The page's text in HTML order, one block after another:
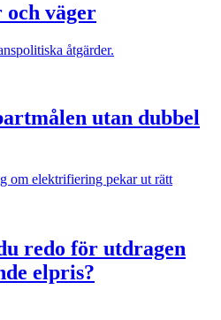
väger
åtgärder.
utan dubbel
om elektrifiering pekar ut rätt
redo för utdragen
elpris?